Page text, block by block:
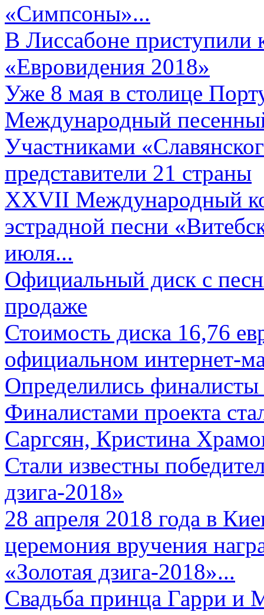
«Симпсоны»...
В Лиссабоне приступили
«Евровидения 2018»
Уже 8 мая в столице
Международный
Участниками
представители 21 страны
XXVII Международный
эстрадной песни
июля...
Официальный диск с
продаже
Стоимость диска 16,76
официальном интернет-
Определились
Финалистами проекта
Саргсян, Кристина
Стали известны
дзига-2018»
28 апреля 2018 года в
церемония вручения
«Золотая дзига-2018»...
Свадьба принца Гарри и